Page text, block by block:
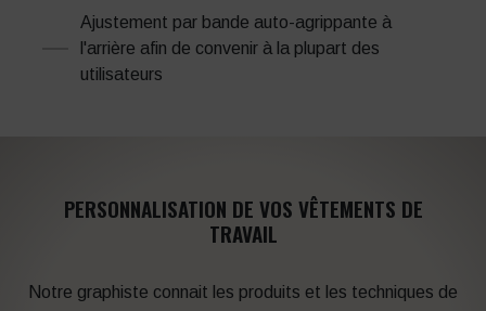
Ajustement par bande auto-agrippante à
l'arrière afin de convenir à la plupart des
utilisateurs
PERSONNALISATION DE VOS VÊTEMENTS DE
TRAVAIL
Notre graphiste connait les produits et les techniques de